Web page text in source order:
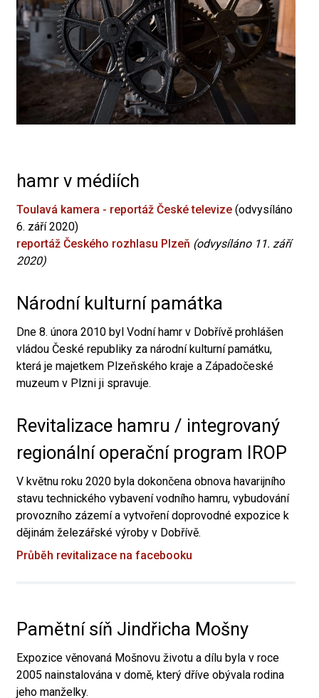
hamr v médiích
Toulavá kamera - reportáž České televize (odvysíláno
6. září 2020)
reportáž Českého rozhlasu Plzeň (odvysíláno 11. září
2020)
Národní kulturní památka
Dne 8. února 2010 byl Vodní hamr v Dobřívě prohlášen
vládou České republiky za národní kulturní památku,
která je majetkem Plzeňského kraje a Západočeské
muzeum v Plzni ji spravuje.
Revitalizace hamru / integrovaný
regionální operační program IROP
V květnu roku 2020 byla dokončena obnova havarijního
stavu technického vybavení vodního hamru, vybudování
provozního zázemí a vytvoření doprovodné expozice k
dějinám železářské výroby v Dobřívě.
Průběh revitalizace na facebooku
Pamětní síň Jindřicha Mošny
Expozice věnovaná Mošnovu životu a dílu byla v roce
2005 nainstalována v domě, který dříve obývala rodina
jeho manželky.